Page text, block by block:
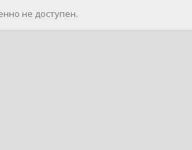
не доступен.